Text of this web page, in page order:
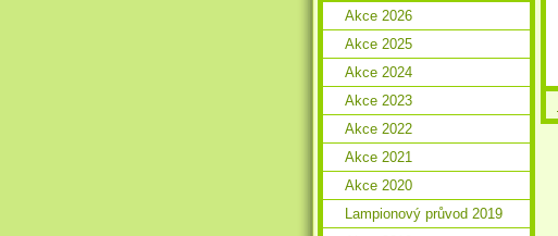
Akce 2026
Akce 2025
Akce 2024
Akce 2023
Akce 2022
Akce 2021
Akce 2020
Lampionový průvod 2019